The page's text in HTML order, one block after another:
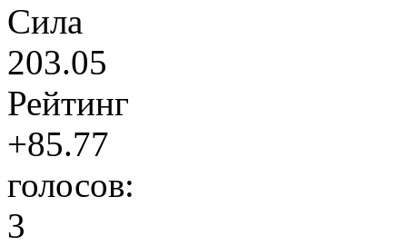
Сила
203.05
Рейтинг
+85.77
голосов:
3